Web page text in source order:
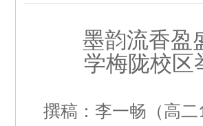
墨韵流香盈
学梅陇校区
撰稿：李一畅（高二